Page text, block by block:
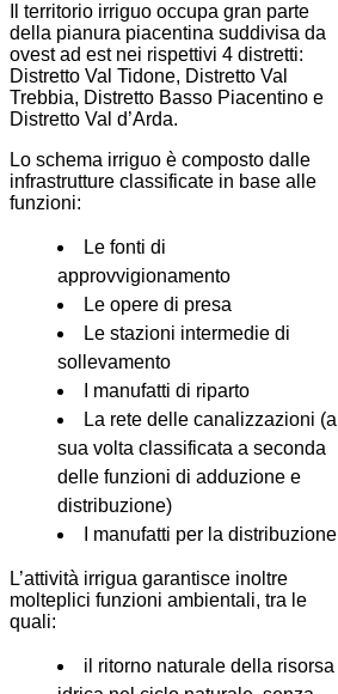
Il territorio irriguo occupa gran parte
della pianura piacentina suddivisa da
ovest ad est nei rispettivi 4 distretti:
Distretto Val Tidone, Distretto Val
Trebbia, Distretto Basso Piacentino e
Distretto Val d’Arda.
Lo schema irriguo è composto dalle
infrastrutture classificate in base alle
funzioni:
Le fonti di
approvvigionamento
Le opere di presa
Le stazioni intermedie di
sollevamento
I manufatti di riparto
La rete delle canalizzazioni (a
sua volta classificata a seconda
delle funzioni di adduzione e
distribuzione)
I manufatti per la distribuzione
L’attività irrigua garantisce inoltre
molteplici funzioni ambientali, tra le
quali:
il ritorno naturale della risorsa